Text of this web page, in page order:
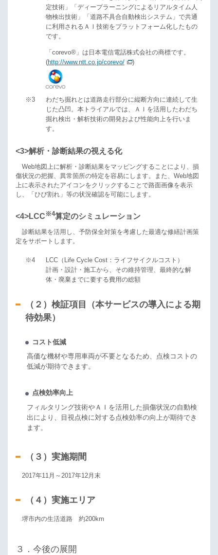
定技術」「ディープラーニングによるリアルタイム人
物検出技術」「道路不具合自動検出システム」で共通
に利用されるＡＩ技術をプラットフォーム化したもの
です。
「corevo®」は日本電信電話株式会社の商標です。
(http://www.ntt.co.jp/corevo/ )
※3
わだち掘れとは道路走行部分に縦断方向に連続して生
じた凸凹。本トライアルでは、ＡＩを活用したわだち
掘れ検出・解析技術の開発および性能向上を行いま
す。
<3>解析・診断結果の視える化
Web地図上に解析・診断結果をマッピングすることにより、損
傷状況の把握、異常箇所の特定を容易にします。また、Web地図
上に表示されたアイコンをクリックすることで路面画像を表示
し、「ひび割れ」等の状況確認を可能にします。
<4>LCC ※4算定のシミュレーション
診断結果を活用し、予防保全対策を考慮した最適な修繕計画策
定をサポートします。
※4
LCC（Life Cycle Cost：ライフサイクルコスト）
計画・設計・施工から、その維持管理、最終的な解
体・廃棄までに要する費用の総額
（２）検証項目（本サービスの導入による期
待効果）
コスト低減
高価な機材や専用車両が不要となるため、点検コストの
低減が期待できます。
点検効率向上
フィルタリング技術やＡＩを活用した損傷状況の自動検
出により、目視点検に対する点検効率の向上が期待でき
ます。
（３）実施期間
2017年11月～2017年12月末
（４）実施エリア
堺市内の生活道路 約200km
３．今後の展開